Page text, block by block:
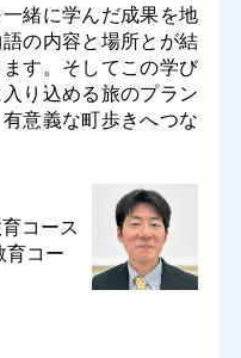
緒に学んだ成果を地
の内容と場所とが結
す。そしてこの学び
り込める旅のプラン
意義な町歩きへつな
コース
育コー